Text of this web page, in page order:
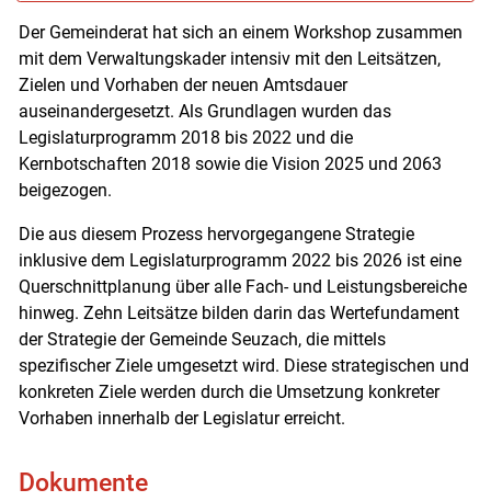
Der Gemeinderat hat sich an einem Workshop zusammen
mit dem Verwaltungskader intensiv mit den Leitsätzen,
Zielen und Vorhaben der neuen Amtsdauer
auseinandergesetzt. Als Grundlagen wurden das
Legislaturprogramm 2018 bis 2022 und die
Kernbotschaften 2018 sowie die Vision 2025 und 2063
beigezogen.
Die aus diesem Prozess hervorgegangene Strategie
inklusive dem Legislaturprogramm 2022 bis 2026 ist eine
Querschnittplanung über alle Fach- und Leistungsbereiche
hinweg. Zehn Leitsätze bilden darin das Wertefundament
der Strategie der Gemeinde Seuzach, die mittels
spezifischer Ziele umgesetzt wird. Diese strategischen und
konkreten Ziele werden durch die Umsetzung konkreter
Vorhaben innerhalb der Legislatur erreicht.
Dokumente